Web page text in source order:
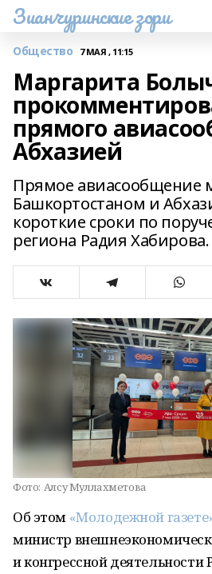
Зианчуринские зори
Общество 7 МАЯ , 11:15
Маргарита
прямого
Абхазией
Прямое авиасообщение
Башкортостаном и
короткие сроки по
региона Радия Хабирова.
Фото: Алсу Муллахметова
Об этом «Молодежной
министр
и конгрессной деятельности